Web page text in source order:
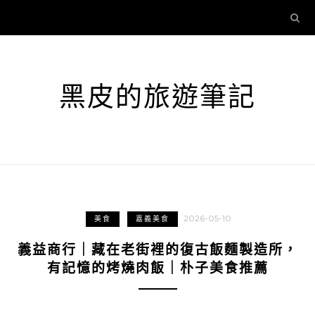
黑皮的旅遊筆記
美食 嘉義美食 2026-05-10
義益商行｜藏在老街裡的復古飯麵製造所，
有記憶的烤燒肉飯｜朴子美食推薦